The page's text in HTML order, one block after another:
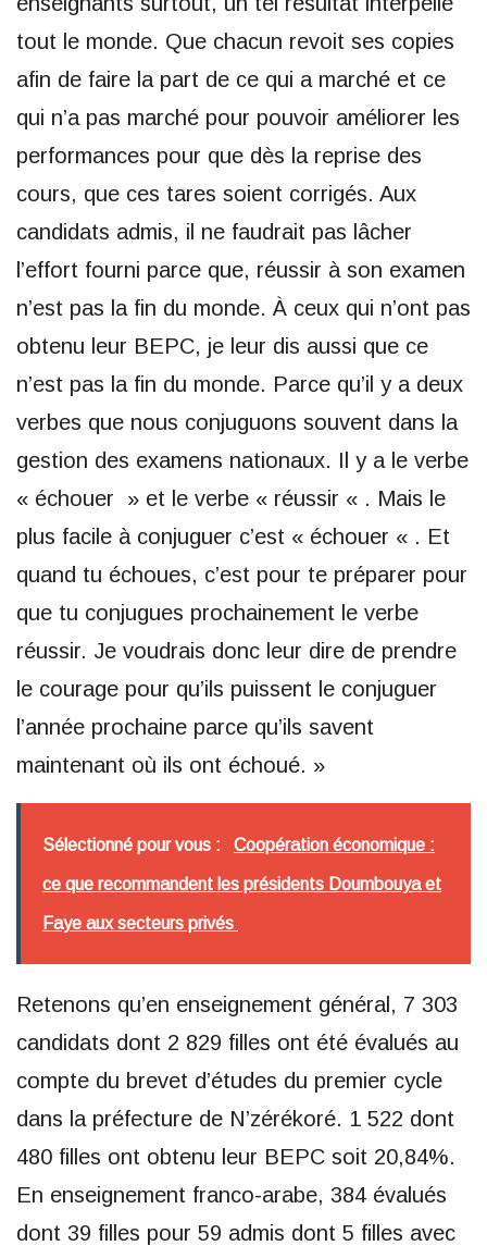
tout le monde. Que chacun revoit ses copies
afin de faire la part de ce qui a marché et ce
qui n’a pas marché pour pouvoir améliorer les
performances pour que dès la reprise des
cours, que ces tares soient corrigés. Aux
candidats admis, il ne faudrait pas lâcher
l’effort fourni parce que, réussir à son examen
n’est pas la fin du monde. À ceux qui n’ont pas
obtenu leur BEPC, je leur dis aussi que ce
n’est pas la fin du monde. Parce qu’il y a deux
verbes que nous conjuguons souvent dans la
gestion des examens nationaux. Il y a le verbe
« échouer » et le verbe « réussir « . Mais le
plus facile à conjuguer c’est « échouer « . Et
quand tu échoues, c’est pour te préparer pour
que tu conjugues prochainement le verbe
réussir. Je voudrais donc leur dire de prendre
le courage pour qu’ils puissent le conjuguer
l’année prochaine parce qu’ils savent
maintenant où ils ont échoué. »
Sélectionné pour vous : Coopération économique :
ce que recommandent les présidents Doumbouya et
Faye aux secteurs privés
Retenons qu’en enseignement général, 7 303
candidats dont 2 829 filles ont été évalués au
compte du brevet d’études du premier cycle
dans la préfecture de N’zérékoré. 1 522 dont
480 filles ont obtenu leur BEPC soit 20,84%.
En enseignement franco-arabe, 384 évalués
dont 39 filles pour 59 admis dont 5 filles avec